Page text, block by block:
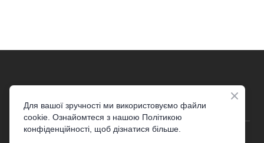
Для вашої зручності ми використовуємо файли
cookie. Ознайомтеся з нашою Політикою
конфіденційності, щоб дізнатися більше.